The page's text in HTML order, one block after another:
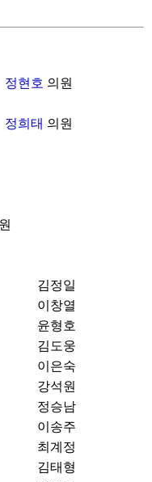
정현호 의원
정희태 의원
김정일
이창열
윤형호
김도웅
이은숙
강석원
정승남
이송주
최계정
김태형